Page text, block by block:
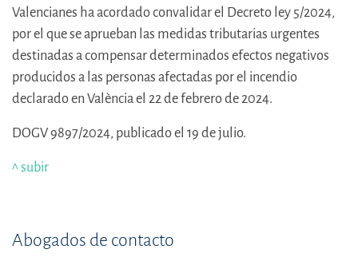
Valencianes ha acordado convalidar el Decreto ley 5/2024,
por el que se aprueban las medidas tributarias urgentes
destinadas a compensar determinados efectos negativos
producidos a las personas afectadas por el incendio
declarado en València el 22 de febrero de 2024.
DOGV 9897/2024, publicado el 19 de julio.
^ subir
Abogados de contacto